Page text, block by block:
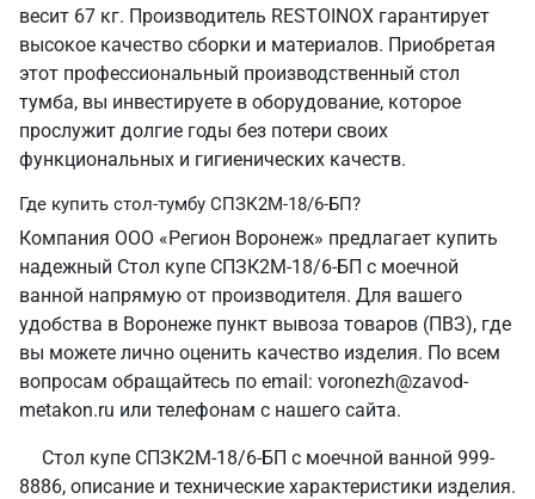
весит 67 кг. Производитель RESTOINOX гарантирует
высокое качество сборки и материалов. Приобретая
этот профессиональный производственный стол
тумба, вы инвестируете в оборудование, которое
прослужит долгие годы без потери своих
функциональных и гигиенических качеств.
Где купить стол-тумбу СПЗК2М-18/6-БП?
Компания ООО «Регион Воронеж» предлагает купить
надежный Стол купе СПЗК2М-18/6-БП с моечной
ванной напрямую от производителя. Для вашего
удобства в Воронеже пункт вывоза товаров (ПВЗ), где
вы можете лично оценить качество изделия. По всем
вопросам обращайтесь по email: voronezh@zavod-
metakon.ru или телефонам с нашего сайта.
Стол купе СПЗК2М-18/6-БП с моечной ванной 999-
8886, описание и технические характеристики изделия.